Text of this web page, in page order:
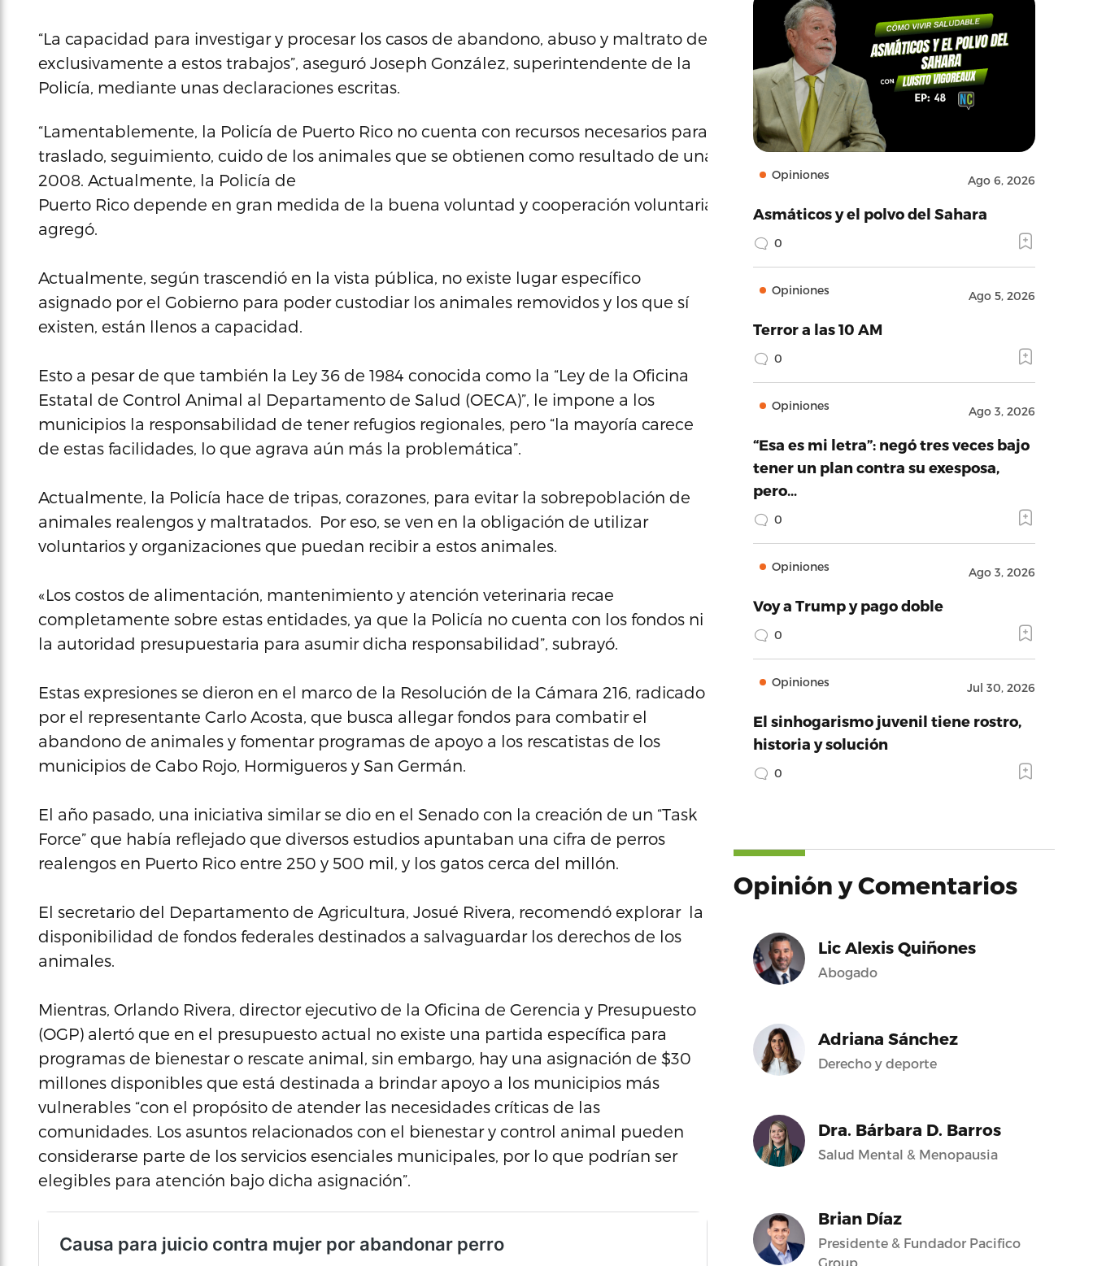
“La capacidad para investigar y procesar los casos de abandono, abuso y maltrato de animales se encuentra severamente
exclusivamente a estos trabajos”, aseguró Joseph González, superintendente de la
Policía, mediante unas declaraciones escritas.
“Lamentablemente, la Policía de Puerto Rico no cuenta con recursos necesarios para realizar el recogido,
traslado, seguimiento, cuido de los animales que se obtienen como resultado de una investigación relacionada con este tipo de
2008. Actualmente, la Policía de
Puerto Rico depende en gran medida de la buena voluntad y cooperación voluntaria de veterinarios que aportan su tiempo y
agregó.
Actualmente, según trascendió en la vista pública, no existe lugar específico
asignado por el Gobierno para poder custodiar los animales removidos y los que sí
existen, están llenos a capacidad.
Esto a pesar de que también la Ley 36 de 1984 conocida como la “Ley de la Oficina
Estatal de Control Animal al Departamento de Salud (OECA)”, le impone a los
municipios la responsabilidad de tener refugios regionales, pero “la mayoría carece
de estas facilidades, lo que agrava aún más la problemática”.
Actualmente, la Policía hace de tripas, corazones, para evitar la sobrepoblación de
animales realengos y maltratados. Por eso, se ven en la obligación de utilizar
voluntarios y organizaciones que puedan recibir a estos animales.
«Los costos de alimentación, mantenimiento y atención veterinaria recae
completamente sobre estas entidades, ya que la Policía no cuenta con los fondos ni
la autoridad presupuestaria para asumir dicha responsabilidad”, subrayó.
Estas expresiones se dieron en el marco de la Resolución de la Cámara 216, radicado
por el representante Carlo Acosta, que busca allegar fondos para combatir el
abandono de animales y fomentar programas de apoyo a los rescatistas de los
municipios de Cabo Rojo, Hormigueros y San Germán.
El año pasado, una iniciativa similar se dio en el Senado con la creación de un “Task
Force” que había reflejado que diversos estudios apuntaban una cifra de perros
realengos en Puerto Rico entre 250 y 500 mil, y los gatos cerca del millón.
El secretario del Departamento de Agricultura, Josué Rivera, recomendó explorar la
disponibilidad de fondos federales destinados a salvaguardar los derechos de los
animales.
Mientras, Orlando Rivera, director ejecutivo de la Oficina de Gerencia y Presupuesto
(OGP) alertó que en el presupuesto actual no existe una partida específica para
programas de bienestar o rescate animal, sin embargo, hay una asignación de $30
millones disponibles que está destinada a brindar apoyo a los municipios más
vulnerables “con el propósito de atender las necesidades críticas de las
comunidades. Los asuntos relacionados con el bienestar y control animal pueden
considerarse parte de los servicios esenciales municipales, por lo que podrían ser
elegibles para atención bajo dicha asignación”.
Opiniones Ago 6, 2026
Asmáticos y el polvo del Sahara
0
Opiniones Ago 5, 2026
Terror a las 10 AM
0
Opiniones Ago 3, 2026
“Esa es mi letra”: negó tres veces bajo
tener un plan contra su exesposa,
pero…
0
Opiniones Ago 3, 2026
Voy a Trump y pago doble
0
Opiniones Jul 30, 2026
El sinhogarismo juvenil tiene rostro,
historia y solución
0
Opinión y Comentarios
Lic Alexis Quiñones
Abogado
Adriana Sánchez
Derecho y deporte
Dra. Bárbara D. Barros
Salud Mental & Menopausia
Brian Díaz
Presidente & Fundador Pacifico
Group